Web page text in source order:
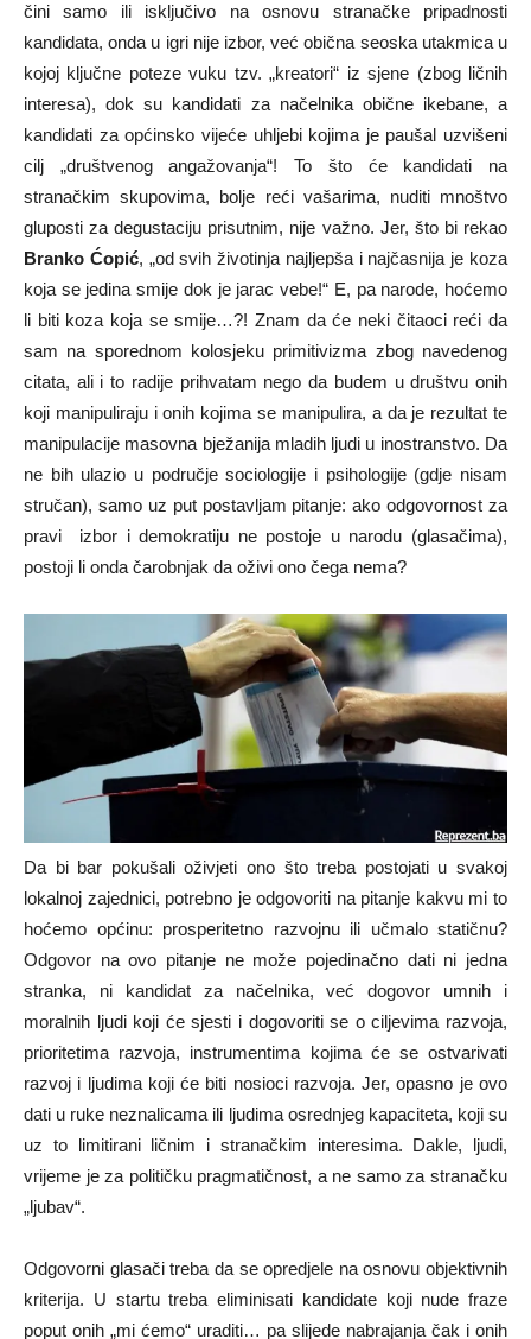
čini samo ili isključivo na osnovu stranačke pripadnosti
kandidata, onda u igri nije izbor, već obična seoska utakmica u
kojoj ključne poteze vuku tzv. „kreatori“ iz sjene (zbog ličnih
interesa), dok su kandidati za načelnika obične ikebane, a
kandidati za općinsko vijeće uhljebi kojima je paušal uzvišeni
cilj „društvenog angažovanja“! To što će kandidati na
stranačkim skupovima, bolje reći vašarima, nuditi mnoštvo
gluposti za degustaciju prisutnim, nije važno. Jer, što bi rekao
Branko Ćopić, „od svih životinja najljepša i najčasnija je koza
koja se jedina smije dok je jarac vebe!“ E, pa narode, hoćemo
li biti koza koja se smije…?! Znam da će neki čitaoci reći da
sam na sporednom kolosjeku primitivizma zbog navedenog
citata, ali i to radije prihvatam nego da budem u društvu onih
koji manipuliraju i onih kojima se manipulira, a da je rezultat te
manipulacije masovna bježanija mladih ljudi u inostranstvo. Da
ne bih ulazio u područje sociologije i psihologije (gdje nisam
stručan), samo uz put postavljam pitanje: ako odgovornost za
pravi izbor i demokratiju ne postoje u narodu (glasačima),
postoji li onda čarobnjak da oživi ono čega nema?
Da bi bar pokušali oživjeti ono što treba postojati u svakoj
lokalnoj zajednici, potrebno je odgovoriti na pitanje kakvu mi to
hoćemo općinu: prosperitetno razvojnu ili učmalo statičnu?
Odgovor na ovo pitanje ne može pojedinačno dati ni jedna
stranka, ni kandidat za načelnika, već dogovor umnih i
moralnih ljudi koji će sjesti i dogovoriti se o ciljevima razvoja,
prioritetima razvoja, instrumentima kojima će se ostvarivati
razvoj i ljudima koji će biti nosioci razvoja. Jer, opasno je ovo
dati u ruke neznalicama ili ljudima osrednjeg kapaciteta, koji su
uz to limitirani ličnim i stranačkim interesima. Dakle, ljudi,
vrijeme je za političku pragmatičnost, a ne samo za stranačku
„ljubav“.
Odgovorni glasači treba da se opredjele na osnovu objektivnih
kriterija. U startu treba eliminisati kandidate koji nude fraze
poput onih „mi ćemo“ uraditi… pa slijede nabrajanja čak i onih